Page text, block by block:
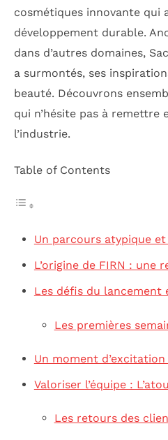
cosmétiques innovante qui
développement durable.
dans d’autres domaines,
a surmontés, ses
beauté. Découvrons
qui n’hésite pas à remettre
l’industrie.
Table of Contents
Un parcours atypique
L’origine de FIRN :
Les défis du lancement
Les premières
Un moment
Valoriser l’équipe :
Les retours des